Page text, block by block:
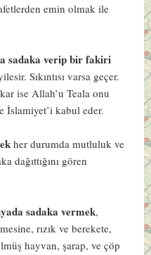
emin olmak ile
sadaka verip bir fakiri
Sıkıntısı varsa geçer.
ise Allah’u Teala onu
İslamiyet’i kabul eder.
her durumda mutluluk ve
dağıttığını gören
sadaka vermek,
rızık ve berekete,
hayvan, şarap, ve çöp